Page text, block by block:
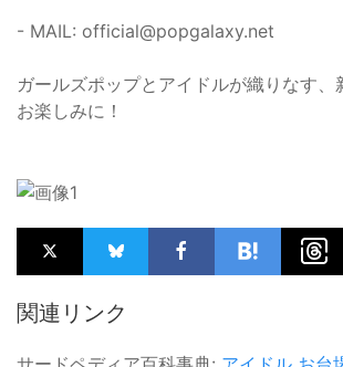
- MAIL: official@popgalaxy.net
ガールズポップとアイドルが織りなす、
お楽しみに！
関連リンク